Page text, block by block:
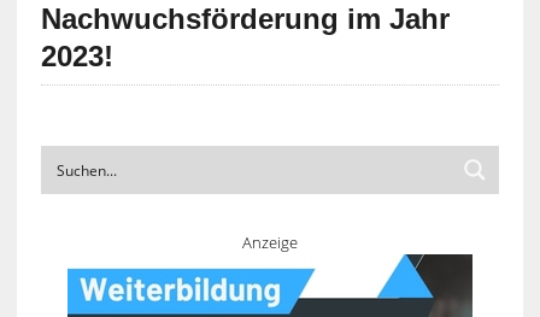
Nachwuchsförderung im Jahr
2023!
Anzeige